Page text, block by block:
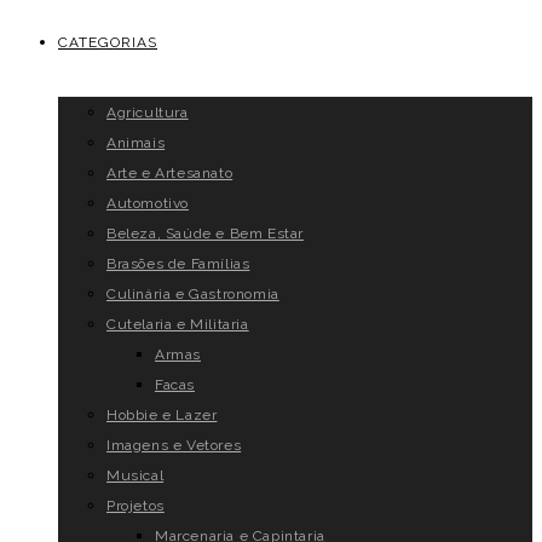
CATEGORIAS
Agricultura
Animais
Arte e Artesanato
Automotivo
Beleza, Saúde e Bem Estar
Brasões de Famílias
Culinária e Gastronomia
Cutelaria e Militaria
Armas
Facas
Hobbie e Lazer
Imagens e Vetores
Musical
Projetos
Marcenaria e Capintaria